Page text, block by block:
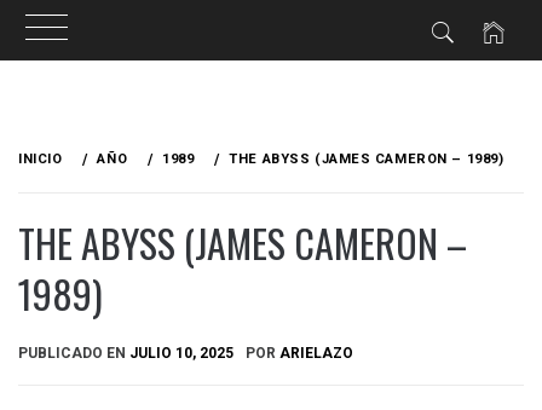
INICIO AÑO 1989 THE ABYSS (JAMES CAMERON – 1989)
THE ABYSS (JAMES CAMERON –
1989)
PUBLICADO EN JULIO 10, 2025 POR ARIELAZO